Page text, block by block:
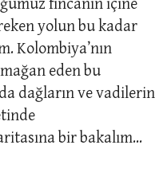
fincanın içine
yolun bu kadar
Kolombiya’nın
eden bu
dağların ve vadilerin
bir bakalım...